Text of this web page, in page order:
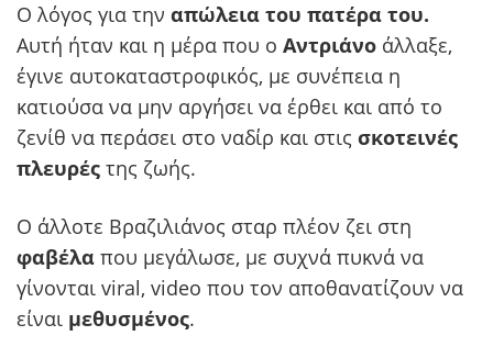
Ο λόγος για την απώλεια του πατέρα του.
Αυτή ήταν και η μέρα που ο Αντριάνο άλλαξε,
έγινε αυτοκαταστροφικός, με συνέπεια η
κατιούσα να μην αργήσει να έρθει και από το
ζενίθ να περάσει στο ναδίρ και στις σκοτεινές
πλευρές της ζωής.
Ο άλλοτε Βραζιλιάνος σταρ πλέον ζει στη
φαβέλα που μεγάλωσε, με συχνά πυκνά να
γίνονται viral, video που τον αποθανατίζουν να
είναι μεθυσμένος.